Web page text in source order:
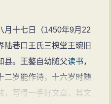
，特别是刘瑾等“八虎”
于发奸。但这件事终因“八
结果是刘瑾掌司礼监，大学
、韩等五十三人还被诬
刘、谢被削籍，其后又夺
却入阁，虽然正德四年四
十七日（1450年9月22
陆巷口王氏三槐堂王琬旧
县。王鏊自幼随父读书，
二岁能作诗，十六岁时随
，写得一手好文章，其文